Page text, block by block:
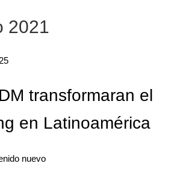
2021
transformaran el
en Latinoamérica